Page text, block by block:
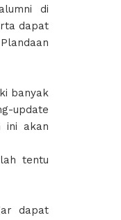
di
dapat
banyak
update
ini akan
tentu
dapat